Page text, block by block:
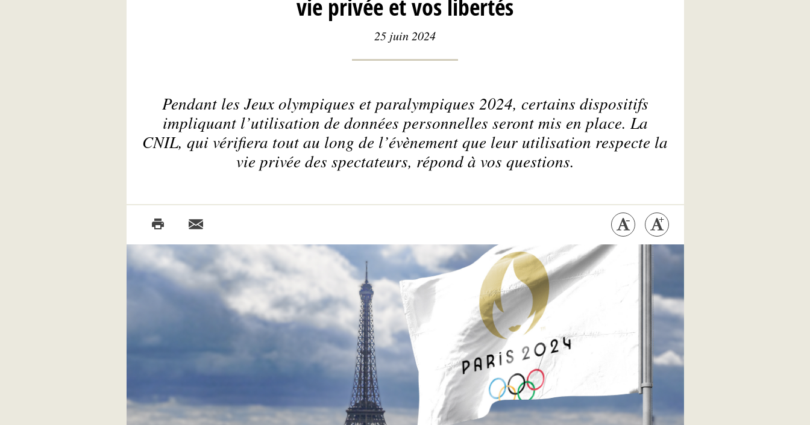
vie privée et vos libertés
25 juin 2024
Pendant les Jeux olympiques et paralympiques 2024, certains dispositifs
impliquant l’utilisation de données personnelles seront mis en place. La
CNIL, qui vérifiera tout au long de l’évènement que leur utilisation respecte la
vie privée des spectateurs, répond à vos questions.